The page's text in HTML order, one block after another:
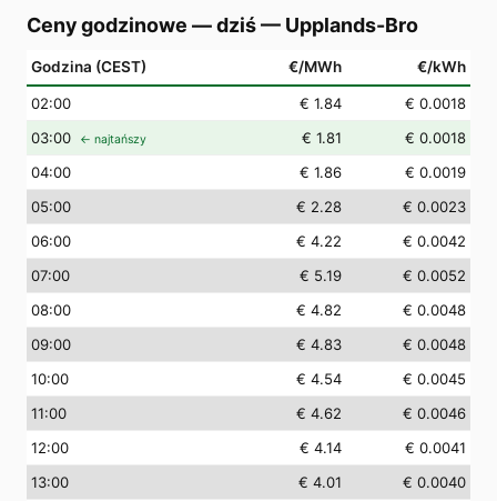
Ceny godzinowe — dziś— Upplands-Bro
Godzina (CEST) €/MWh €/kWh
02:00 € 1.84
€ 0.0018
03:00 ← najtańszy € 1.81
€ 0.0018
04:00 € 1.86
€ 0.0019
05:00 € 2.28
€ 0.0023
06:00 € 4.22
€ 0.0042
07:00 € 5.19
€ 0.0052
08:00 € 4.82
€ 0.0048
09:00 € 4.83
€ 0.0048
10:00 € 4.54
€ 0.0045
11:00 € 4.62
€ 0.0046
12:00 € 4.14
€ 0.0041
13:00 € 4.01
€ 0.0040